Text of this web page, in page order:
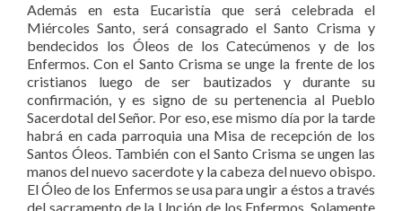
Además en esta Eucaristía que será celebrada el
Miércoles Santo, será consagrado el Santo Crisma y
bendecidos los Óleos de los Catecúmenos y de los
Enfermos. Con el Santo Crisma se unge la frente de los
cristianos luego de ser bautizados y durante su
confirmación, y es signo de su pertenencia al Pueblo
Sacerdotal del Señor. Por eso, ese mismo día por la tarde
habrá en cada parroquia una Misa de recepción de los
Santos Óleos. También con el Santo Crisma se ungen las
manos del nuevo sacerdote y la cabeza del nuevo obispo.
El Óleo de los Enfermos se usa para ungir a éstos a través
del sacramento de la Unción de los Enfermos. Solamente